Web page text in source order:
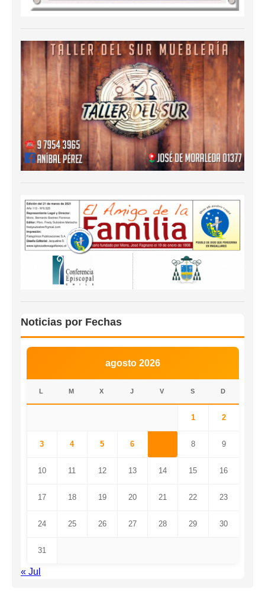
Noticias por Fechas
agosto 2026
L M X J V S D
1 2
3 4 5 6 8 9
10 11 12 13 14 15 16
17 18 19 20 21 22 23
24 25 26 27 28 29 30
31
« Jul